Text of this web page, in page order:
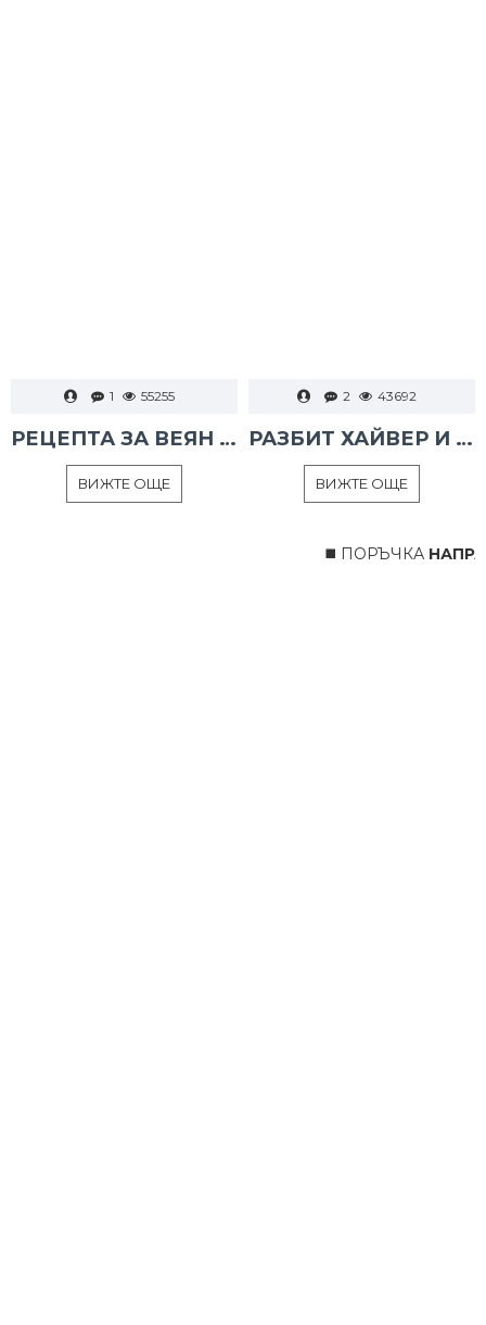
1 55255
РЕЦЕПТА ЗА ВЕЯН ПАЛАМУД
ВИЖТЕ ОЩЕ
2 43692
РАЗБИТ ХАЙВЕР И ТАРАМА
ВИЖТЕ ОЩЕ
◼️ ПОРЪЧКА